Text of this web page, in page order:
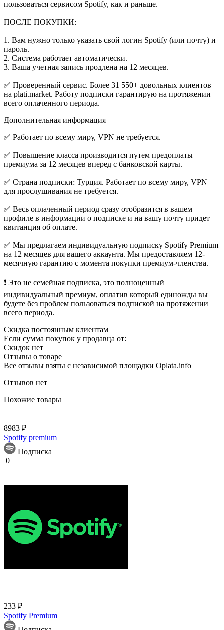
пользоваться сервисом Spotify, как и раньше.
ПОСЛЕ ПОКУПКИ:
1. Вам нужно только указать свой логин Spotify (или почту) и
пароль.
2. Система работает автоматически.
3. Ваша учетная запись продлена на 12 месяцев.
✅ Проверенный сервис. Более 31 550+ довольных клиентов
на plati.market. Работу подписки гарантирую на протяжении
всего оплаченного периода.
Дополнительная информация
✅ Работает по всему миру, VPN не требуется.
✅ Повышение класса производится путем предоплаты
премиума за 12 месяцев вперед с банковской карты.
✅ Страна подписки: Турция. Работает по всему миру, VPN
для прослушивания не требуется.
✅ Весь оплаченный период сразу отобразится в вашем
профиле в информации о подписке и на вашу почту придет
квитанция об оплате.
✅ Мы предлагаем индивидуальную подписку Spotify Premium
на 12 месяцев для вашего аккаунта. Мы предоставляем 12-
месячную гарантию с момента покупки премиум-членства.
❗ Это не семейная подписка, это полноценный
индивидуальный премиум, оплатив который единожды вы
будете без проблем пользоваться подпиской на протяжении
всего периода.
Скидка постоянным клиентам
Если сумма покупок у продавца от:
Скидок нет
Отзывы о товаре
Все отзывы взяты с независимой площадки Oplata.info
Отзывов нет
Похожие товары
8983 ₽
Spotify premium
Подписка
0
233 ₽
Spotify Premium